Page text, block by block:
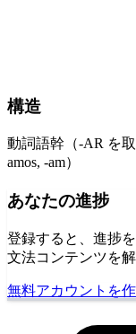
構造
動詞語幹（-AR を
amos, -am）
あなたの進捗
登録すると、進捗
文法コンテンツを解
無料アカウントを